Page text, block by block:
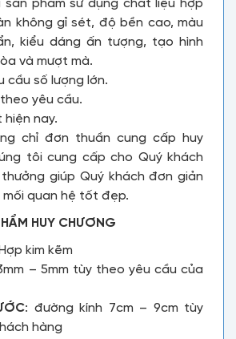
phẩm sử dụng chất liệu hợp
không gỉ sét, độ bền cao, màu
kiểu dáng ấn tượng, tạo hình
và mượt mà.
số lượng lớn.
yêu cầu.
nay.
chỉ đơn thuần cung cấp huy
tôi cung cấp cho Quý khách
giúp Quý khách đơn giản
quan hệ tốt đẹp.
HUY CHƯƠNG
kim kẽm
– 5mm tùy theo yêu cầu của
: đường kính 7cm – 9cm tùy
hàng